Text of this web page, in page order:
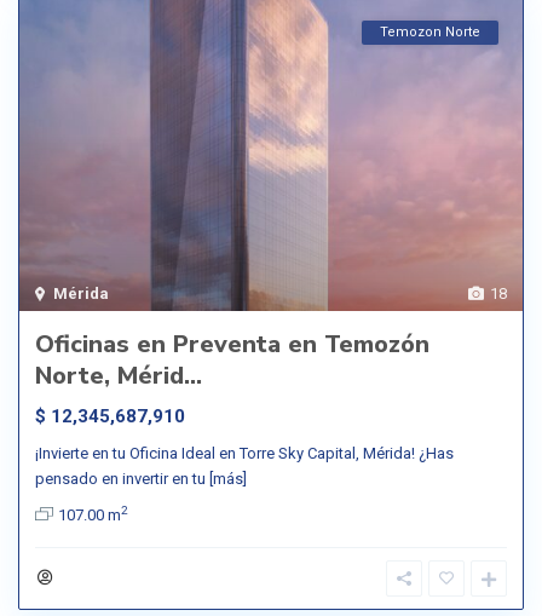
18
Mérida
Temozon Norte
Oficinas en Preventa en Temozón
Norte, Mérid...
$ 12,345,687,910
¡Invierte en tu Oficina Ideal en Torre Sky Capital, Mérida! ¿Has
pensado en invertir en tu [más]
107.00 m2